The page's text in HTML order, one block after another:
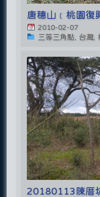
唐穗山﹝桃園復
2010-02-07
三等三角點, 台灣,
20180113陳厝